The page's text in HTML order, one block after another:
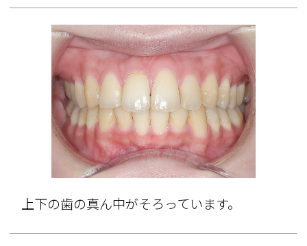
上下の歯の真ん中がそろっています。